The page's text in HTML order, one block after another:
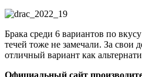
Брака среди 6 вариантов по
течей тоже не замечали. За свои
отличный вариант как